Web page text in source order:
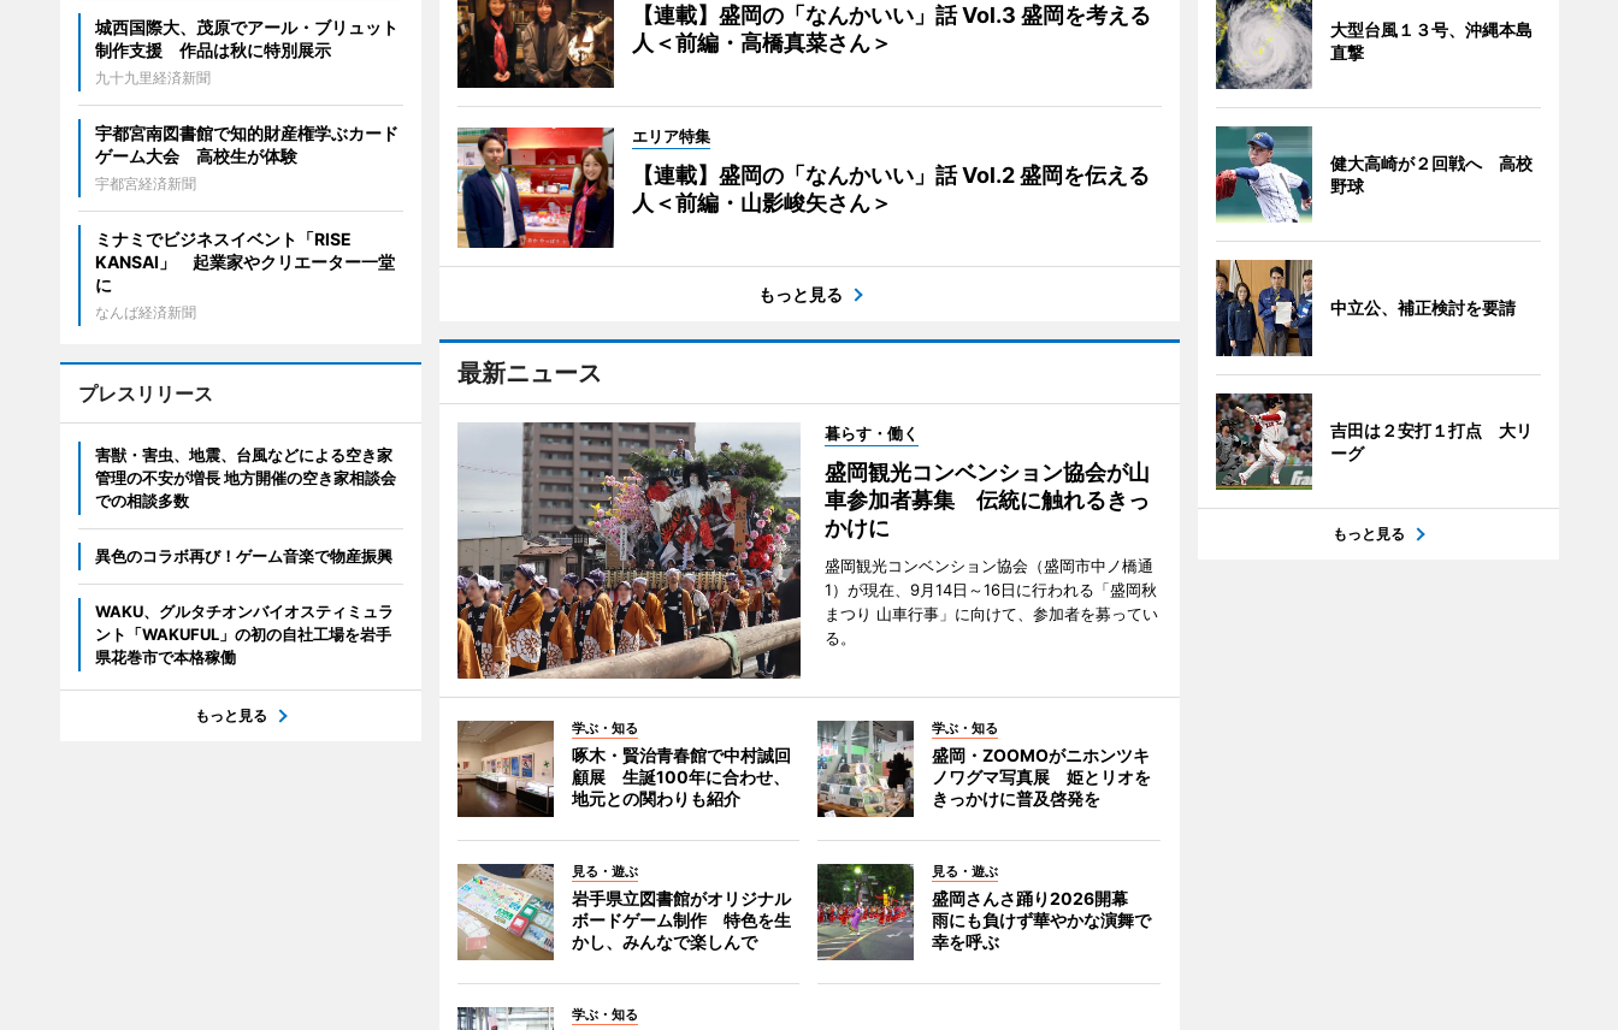
【連載】盛岡の「なんかいい」話 Vol.3 盛岡を考える
人＜前編・高橋真菜さん＞
エリア特集
【連載】盛岡の「なんかいい」話 Vol.2 盛岡を伝える
人＜前編・山影峻矢さん＞
もっと見る
最新ニュース
暮らす・働く
盛岡観光コンベンション協会が山
車参加者募集 伝統に触れるきっ
かけに
盛岡観光コンベンション協会（盛岡市中ノ橋通
1）が現在、9月14日～16日に行われる「盛岡秋
まつり 山車行事」に向けて、参加者を募ってい
る。
学ぶ・知る
啄木・賢治青春館で中村誠回
顧展 生誕100年に合わせ、
地元との関わりも紹介
学ぶ・知る
盛岡・ZOOMOがニホンツキ
ノワグマ写真展 姫とリオを
きっかけに普及啓発を
見る・遊ぶ
岩手県立図書館がオリジナル
ボードゲーム制作 特色を生
かし、みんなで楽しんで
見る・遊ぶ
盛岡さんさ踊り2026開幕
雨にも負けず華やかな演舞で
幸を呼ぶ
学ぶ・知る
城西国際大、茂原でアール・ブリュット
制作支援 作品は秋に特別展示
九十九里経済新聞
宇都宮南図書館で知的財産権学ぶカード
ゲーム大会 高校生が体験
宇都宮経済新聞
ミナミでビジネスイベント「RISE
KANSAI」 起業家やクリエーター一堂
に
なんば経済新聞
プレスリリース
害獣・害虫、地震、台風などによる空き家
管理の不安が増長 地方開催の空き家相談会
での相談多数
異色のコラボ再び！ゲーム音楽で物産振興
WAKU、グルタチオンバイオスティミュラ
ント「WAKUFUL」の初の自社工場を岩手
県花巻市で本格稼働
もっと見る
大型台風１３号、沖縄本島
直撃
健大高崎が２回戦へ 高校
野球
中立公、補正検討を要請
吉田は２安打１打点 大リ
ーグ
もっと見る